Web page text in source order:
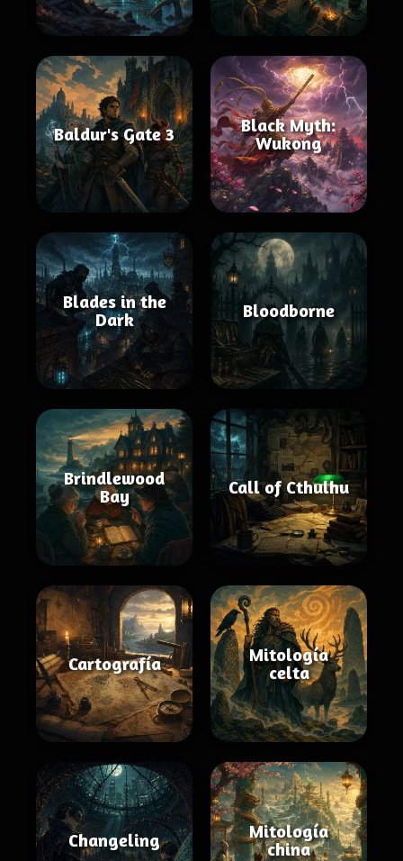
Baldur's Gate 3
Black Myth:
Wukong
Blades in the
Dark
Bloodborne
Brindlewood
Bay
Call of Cthulhu
Cartografía
Mitología
celta
Changeling
Mitología
china